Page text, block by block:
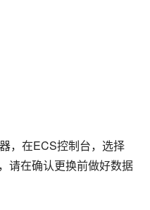
，在ECS控制台，选择
请在确认更换前做好数据